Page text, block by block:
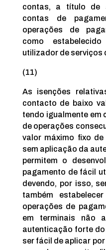
contas, a título de
contas de
operações de
como
utilizador de serviços
(11)
As isenções
contacto de baixo
tendo igualmente em
de operações
valor máximo fixo
sem aplicação da
permitem o
pagamento de fácil
devendo, por isso,
também
operações de
em terminais não
autenticação forte do
ser fácil de aplicar